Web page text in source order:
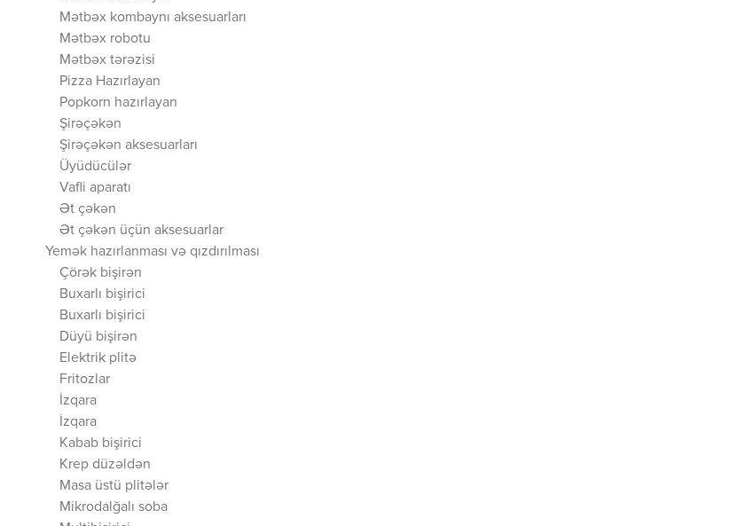
Mətbəx kombaynı aksesuarları
Mətbəx robotu
Mətbəx tərəzisi
Pizza Hazırlayan
Popkorn hazırlayan
Şirəçəkən
Şirəçəkən aksesuarları
Üyüdücülər
Vafli aparatı
Ət çəkən
Ət çəkən üçün aksesuarlar
Yemək hazırlanması və qızdırılması
Çörək bişirən
Buxarlı bişirici
Buxarlı bişirici
Düyü bişirən
Elektrik plitə
Fritozlar
İzqara
İzqara
Kabab bişirici
Krep düzəldən
Masa üstü plitələr
Mikrodalğalı soba